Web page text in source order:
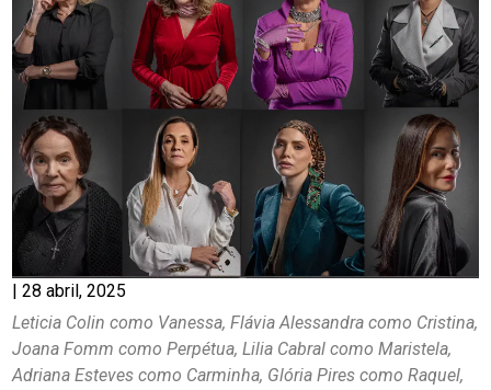
28 abril, 2025
Leticia Colin como Vanessa, Flávia Alessandra como Cristina,
Joana Fomm como Perpétua, Lilia Cabral como Maristela,
Adriana Esteves como Carminha, Glória Pires como Raquel,